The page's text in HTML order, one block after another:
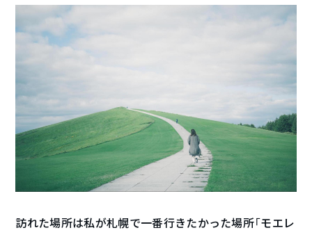
訪れた場所は私が札幌で一番行きたかった場所「モエレ